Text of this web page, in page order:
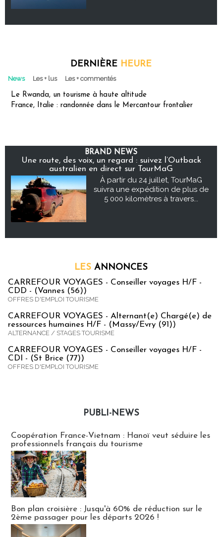
DERNIÈRE HEURE
News Les + lus Les + commentés
Le Rwanda, un tourisme à haute altitude
France, Italie : randonnée dans le Mercantour frontalier
BRAND NEWS
Une route, des voix, un regard : suivez l’Outback
australien en direct sur TourMaG
À partir du 24 juillet, TourMaG
suivra une expédition de plus de
5 000 kilomètres à travers...
LES ANNONCES
CARREFOUR VOYAGES - Conseiller voyages H/F -
CDD - (Vannes (56))
OFFRES D'EMPLOI TOURISME
CARREFOUR VOYAGES - Alternant(e) Chargé(e) de
ressources humaines H/F - (Massy/Evry (91))
ALTERNANCE / STAGES TOURISME
CARREFOUR VOYAGES - Conseiller voyages H/F -
CDI - (St Brice (77))
OFFRES D'EMPLOI TOURISME
PUBLI-NEWS
Coopération France-Vietnam : Hanoï veut séduire les
professionnels français du tourisme
Bon plan croisière : Jusqu'à 60% de réduction sur le
2ème passager pour les départs 2026 !